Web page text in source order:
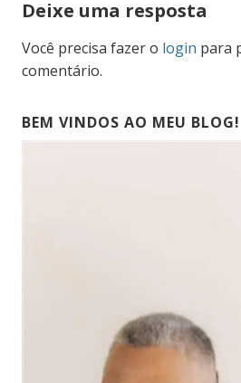
Deixe uma resposta
Você precisa fazer o login para
comentário.
BEM VINDOS AO MEU BLOG!